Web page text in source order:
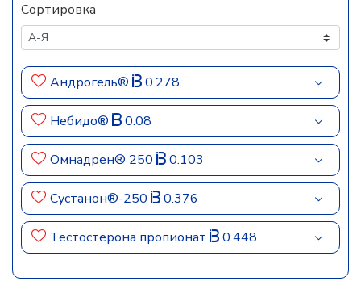
Сортировка
Андрогель® 0.278
Небидо® 0.08
Омнадрен® 250 0.103
Сустанон®-250 0.376
Тестостерона пропионат 0.448